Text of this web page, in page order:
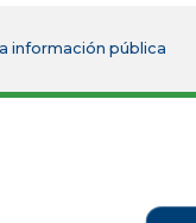
información pública